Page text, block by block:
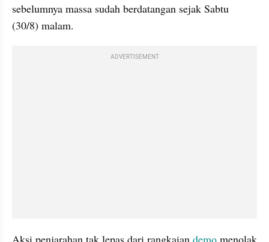
sebelumnya massa sudah berdatangan sejak Sabtu
(30/8) malam.
ADVERTISEMENT
Aksi penjarahan tak lepas dari rangkaian demo menolak